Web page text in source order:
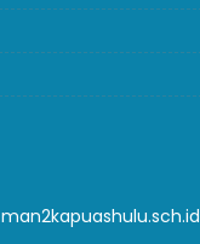
man2kapuashulu.sch.id